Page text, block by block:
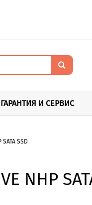
ГАРАНТИЯ И СЕРВИС
SSD
NHP